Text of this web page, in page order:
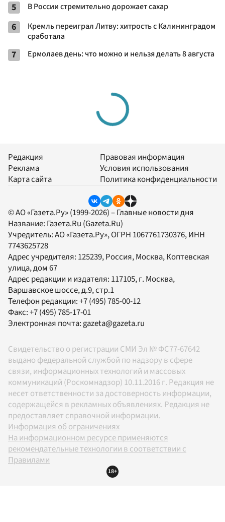
5 В России стремительно дорожает сахар
6
Кремль переиграл Литву: хитрость с Калининградом
сработала
7 Ермолаев день: что можно и нельзя делать 8 августа
Редакция
Реклама
Карта сайта
Правовая информация
Условия использования
Политика конфиденциальности
© АО «Газета.Ру» (1999-2026) – Главные новости дня
Название: Газета.Ru (Gazeta.Ru)
Учредитель:АО «Газета.Ру», ОГРН 1067761730376, ИНН
7743625728
Адрес учредителя: 125239, Россия, Москва, Коптевская
улица, дом 67
Адрес редакции и издателя: 117105, г. Москва,
Варшавское шоссе, д.9, стр.1
Телефон редакции:+7 (495) 785-00-12
Факс:+7 (495) 785-17-01
Электронная почта:gazeta@gazeta.ru
Свидетельство о регистрации СМИ Эл № ФС77-67642
выдано федеральной службой по надзору в сфере
связи, информационных технологий и массовых
коммуникаций (Роскомнадзор) 10.11.2016 г. Редакция не
несет ответственности за достоверность информации,
содержащейся в рекламных объявлениях. Редакция не
предоставляет справочной информации.
Информация об ограничениях
На информационном ресурсе применяются
рекомендательные технологии в соответствии с
Правилами
18+